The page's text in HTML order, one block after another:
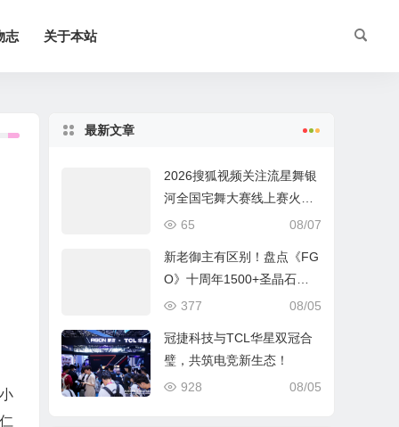
志 关于本站
最新文章
2026搜狐视频关注流星舞银
河全国宅舞大赛线上赛火热
进行中
08/07
65
新老御主有区别！盘点《FG
O》十周年1500+圣晶石福
利全部获取方式
08/05
377
冠捷科技与TCL华星双冠合
璧，共筑电竞新生态！
08/05
928